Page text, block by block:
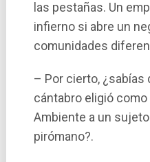
las pestañas. Un
infierno si abre un
comunidades
– Por cierto, ¿sabí­as
cántabro eligió
Ambiente a un
pirómano?.